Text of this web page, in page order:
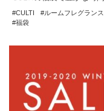
CULTI
ルームフレグランス
福袋